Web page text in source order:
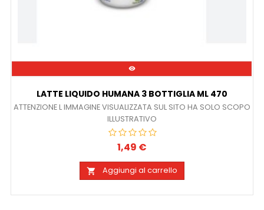

LATTE LIQUIDO HUMANA 3 BOTTIGLIA ML 470
ATTENZIONE L IMMAGINE VISUALIZZATA SUL SITO HA SOLO SCOPO
ILLUSTRATIVO
Prezzo
1,49 €
 Aggiungi al carrello